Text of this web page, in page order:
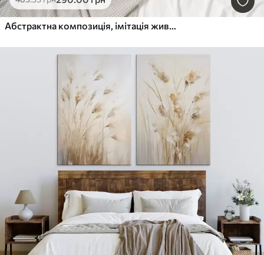
Абстрактна композиція, імітація живопису